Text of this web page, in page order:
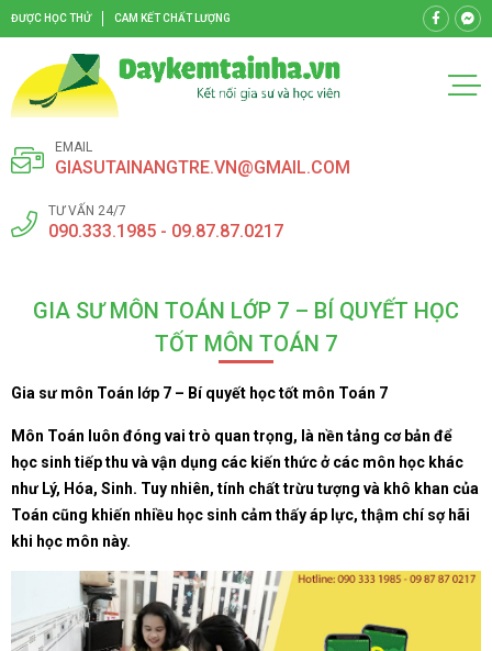
ĐƯỢC HỌC THỬ CAM KẾT CHẤT LƯỢNG
EMAIL
GIASUTAINANGTRE.VN@GMAIL.COM
TƯ VẤN 24/7
090.333.1985 - 09.87.87.0217
GIA SƯ MÔN TOÁN LỚP 7 – BÍ QUYẾT HỌC
TỐT MÔN TOÁN 7
Gia sư môn Toán lớp 7 – Bí quyết học tốt môn Toán 7
Môn Toán luôn đóng vai trò quan trọng, là nền tảng cơ bản để
học sinh tiếp thu và vận dụng các kiến thức ở các môn học khác
như Lý, Hóa, Sinh. Tuy nhiên, tính chất trừu tượng và khô khan của
Toán cũng khiến nhiều học sinh cảm thấy áp lực, thậm chí sợ hãi
khi học môn này.